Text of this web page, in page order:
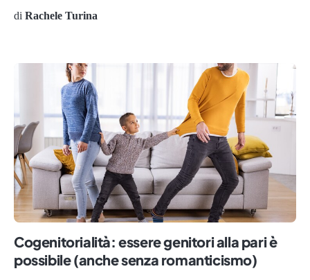
di Rachele Turina
Cogenitorialità: essere genitori alla pari è
possibile (anche senza romanticismo)